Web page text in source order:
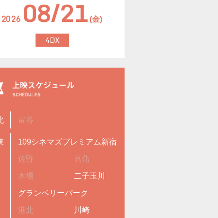
2026 08/21 (金)
4DX
富谷
109シネマズプレミアム新宿
佐野 菖蒲
木場 二子玉川
グランベリーパーク
港北 川崎